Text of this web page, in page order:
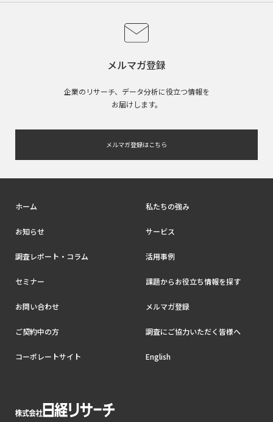
メルマガ登録
企業のリサーチ、データ分析に役立つ情報を
お届けします。
メルマガ登録はこちら
ホーム 私たちの強み
お知らせ サービス
調査レポート・コラム 活用事例
セミナー 課題からお役立ち情報を探す
お問い合わせ メルマガ登録
ご契約中の方 調査にご協力いただく皆様へ
コーポレートサイト English